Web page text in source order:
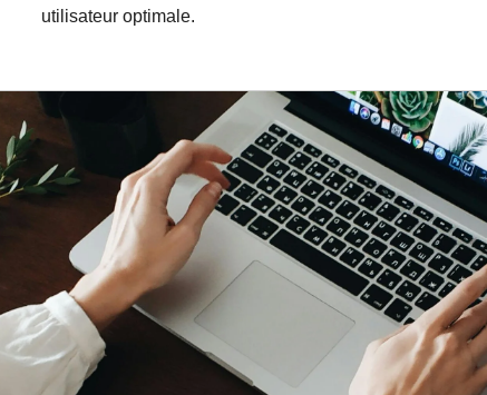
utilisateur optimale.